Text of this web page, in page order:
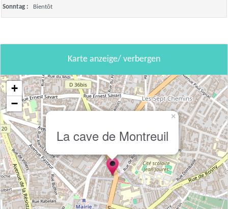
Sonntag : Bientôt
Karte anzeige/ verbergen
La cave de Montreuil
×
+
−